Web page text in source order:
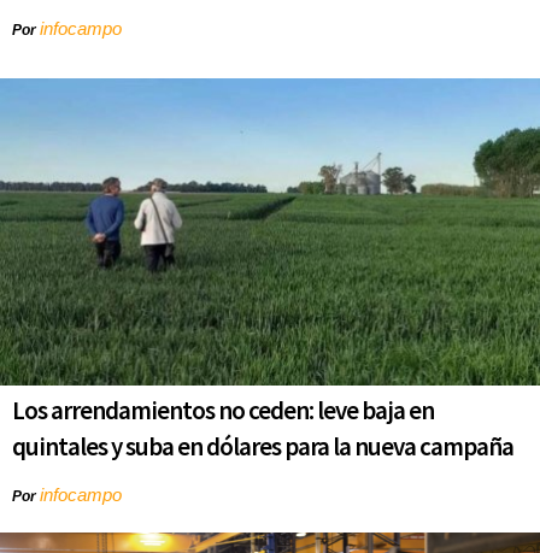
Porinfocampo
Los arrendamientos no ceden: leve baja en
quintales y suba en dólares para la nueva campaña
Porinfocampo